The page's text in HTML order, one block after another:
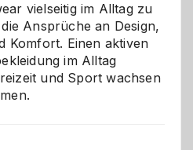
vielseitig im Alltag zu
Ansprüche an Design,
Komfort. Einen aktiven
im Alltag
und Sport wachsen